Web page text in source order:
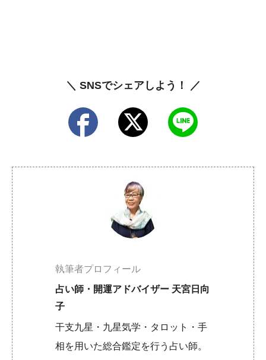
＼ SNSでシェアしよう！ ／
執筆者プロフィール
占い師・開運アドバイザー 天宮日向
子
干支九星・九星気学・タロット・手
相を用いた総合鑑定を行う占い師。